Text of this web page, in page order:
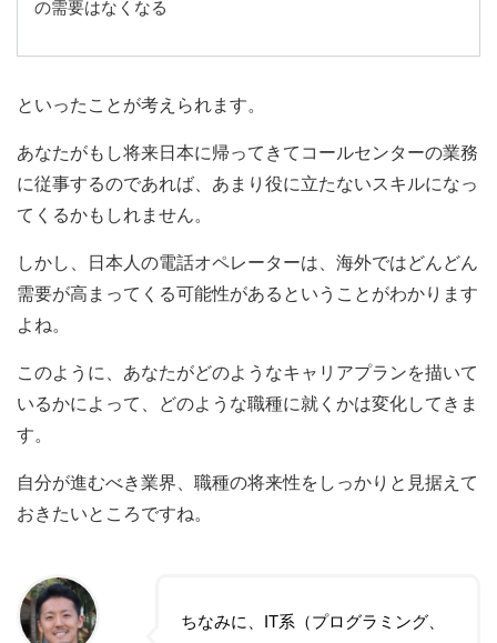
の需要はなくなる
といったことが考えられます。
あなたがもし将来日本に帰ってきてコールセンターの業務
に従事するのであれば、あまり役に立たないスキルになっ
てくるかもしれません。
しかし、日本人の電話オペレーターは、海外ではどんどん
需要が高まってくる可能性があるということがわかります
よね。
このように、あなたがどのようなキャリアプランを描いて
いるかによって、どのような職種に就くかは変化してきま
す。
自分が進むべき業界、職種の将来性をしっかりと見据えて
おきたいところですね。
ちなみに、IT系（プログラミング、